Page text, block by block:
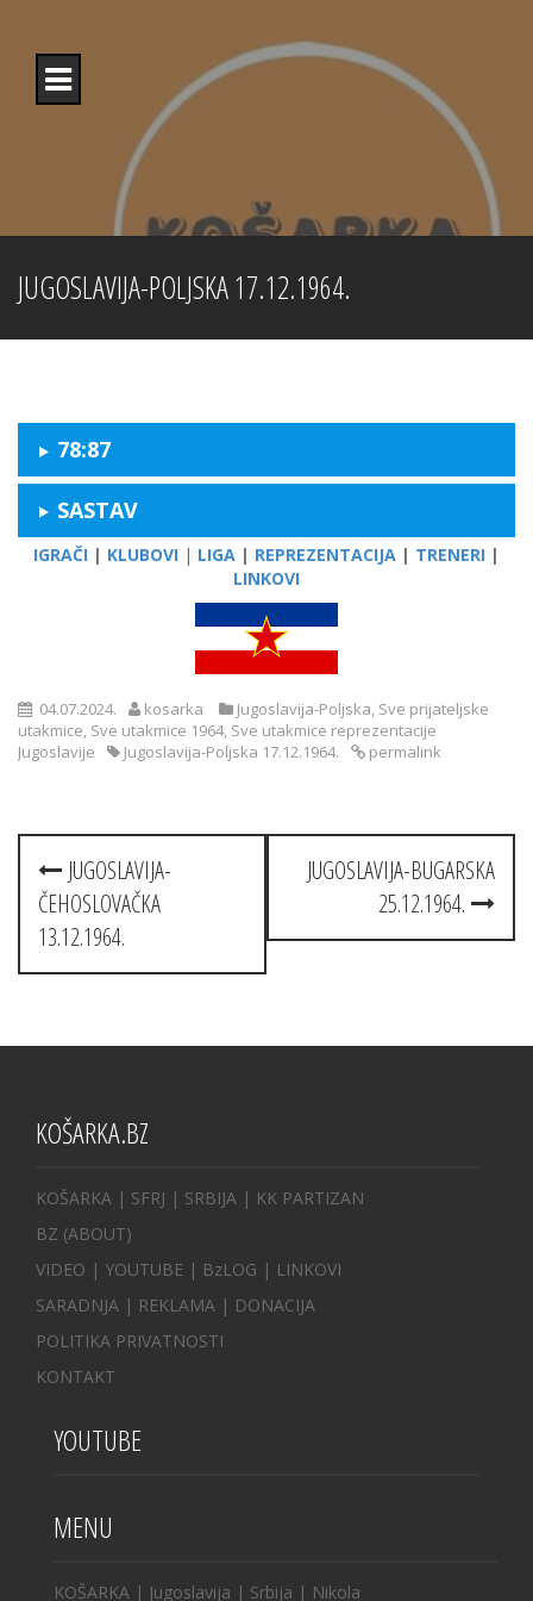
content
JUGOSLAVIJA-POLJSKA 17.12.1964.
78:87
SASTAV
IGRAČI | KLUBOVI | LIGA | REPREZENTACIJA | TRENERI |
LINKOVI
04.07.2024. kosarka Jugoslavija-Poljska, Sve prijateljske
utakmice, Sve utakmice 1964, Sve utakmice reprezentacije
Jugoslavije
Jugoslavija-Poljska 17.12.1964. permalink
Post
navigation
JUGOSLAVIJA-
ČEHOSLOVAČKA
13.12.1964.
JUGOSLAVIJA-BUGARSKA
25.12.1964.
KOŠARKA.BZ
KOŠARKA | SFRJ | SRBIJA | KK PARTIZAN
BZ (ABOUT)
VIDEO | YOUTUBE | BzLOG | LINKOVI
SARADNJA | REKLAMA | DONACIJA
POLITIKA PRIVATNOSTI
KONTAKT
YOUTUBE
MENU
KOŠARKA | Jugoslavija | Srbija | Nikola